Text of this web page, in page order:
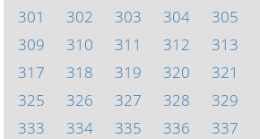
301
302 303 304 305
309
310 311 312 313
317
318 319 320 321
325
326 327 328 329
333
334 335 336 337